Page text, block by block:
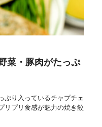
菜・豚肉がたっぷ
ぷり入っているチャプチェ
リプリ食感が魅力の焼き餃